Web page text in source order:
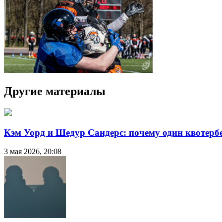
Другие материалы
Кэм Уорд и Шедур Сандерс: почему один
3 мая 2026, 20:08